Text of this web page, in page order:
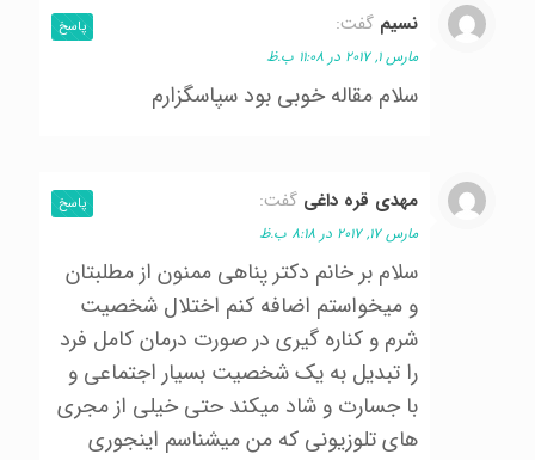
نسيم گفت:
مارس 1, 2017 در 11:08 ب.ظ
سلام مقاله خوبي بود سپاسگزارم
پاسخ
مهدي قره داغي گفت:
مارس 17, 2017 در 8:18 ب.ظ
سلام بر خانم دكتر پناهي ممنون از مطلبتان
و ميخواستم اضافه كنم اختلال شخصيت
شرم و كناره گيري در صورت درمان كامل فرد
را تبديل به يك شخصيت بسيار اجتماعي و
با جسارت و شاد ميكند حتي خيلي از مجري
هاي تلوزيوني كه من ميشناسم اينجوري
پاسخ